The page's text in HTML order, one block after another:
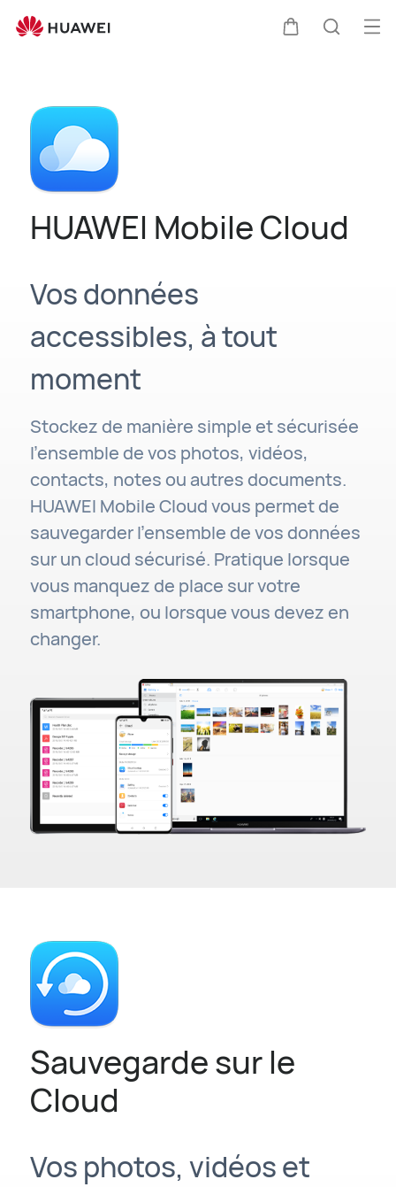
Mobile
HUAWEI Mobile Cloud
Vos données
accessibles, à tout
moment
Stockez de manière simple et sécurisée
l'ensemble de vos photos, vidéos,
contacts, notes ou autres documents.
HUAWEI Mobile Cloud vous permet de
sauvegarder l'ensemble de vos données
sur un cloud sécurisé. Pratique lorsque
vous manquez de place sur votre
smartphone, ou lorsque vous devez en
changer.
Sauvegarde sur le
Cloud
Vos photos, vidéos et